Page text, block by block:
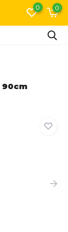
0 0
90cm